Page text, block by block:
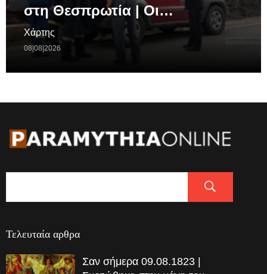
στη Θεσπρωτία | Οι…
Χάρτης
08|08|2026
Τελευταία αρθρα
Σαν σήμερα 09.08.1823 |